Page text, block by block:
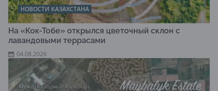
НОВОСТИ КАЗАХСТАНА
На «Кок-Тобе» открылся цветочный склон с
лавандовыми террасами
04.08.2026